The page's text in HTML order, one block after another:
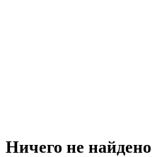
Ничего не найдено